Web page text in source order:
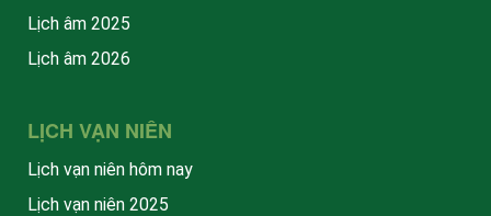
Lịch âm 2025
Lịch âm 2026
LỊCH VẠN NIÊN
Lịch vạn niên hôm nay
Lịch vạn niên 2025